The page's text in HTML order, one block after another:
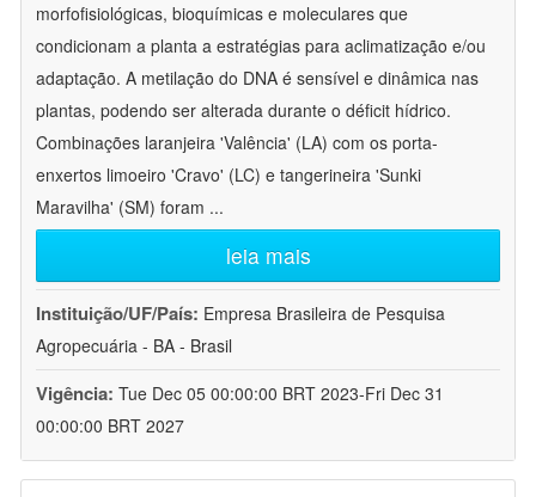
morfofisiológicas, bioquímicas e moleculares que
condicionam a planta a estratégias para aclimatização e/ou
adaptação. A metilação do DNA é sensível e dinâmica nas
plantas, podendo ser alterada durante o déficit hídrico.
Combinações laranjeira 'Valência' (LA) com os porta-
enxertos limoeiro 'Cravo' (LC) e tangerineira 'Sunki
Maravilha' (SM) foram ...
leia mais
Instituição/UF/País: Empresa Brasileira de Pesquisa
Agropecuária - BA - Brasil
Vigência: Tue Dec 05 00:00:00 BRT 2023-Fri Dec 31
00:00:00 BRT 2027